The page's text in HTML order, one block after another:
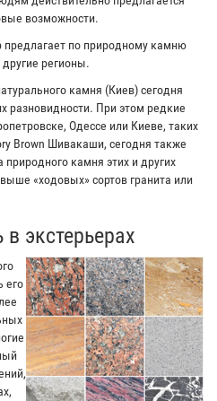
возможности.
по природному камню
регионы.
камня (Киев) сегодня
разновидности. При этом редкие
Одессе или Киеве, таких
Brown Шивакаши, сегодня также
камня этих и других
«ходовых» сортов гранита или
экстерьерах
его